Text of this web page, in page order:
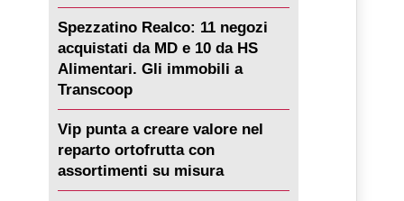
Spezzatino Realco: 11 negozi
acquistati da MD e 10 da HS
Alimentari. Gli immobili a
Transcoop
Vip punta a creare valore nel
reparto ortofrutta con
assortimenti su misura